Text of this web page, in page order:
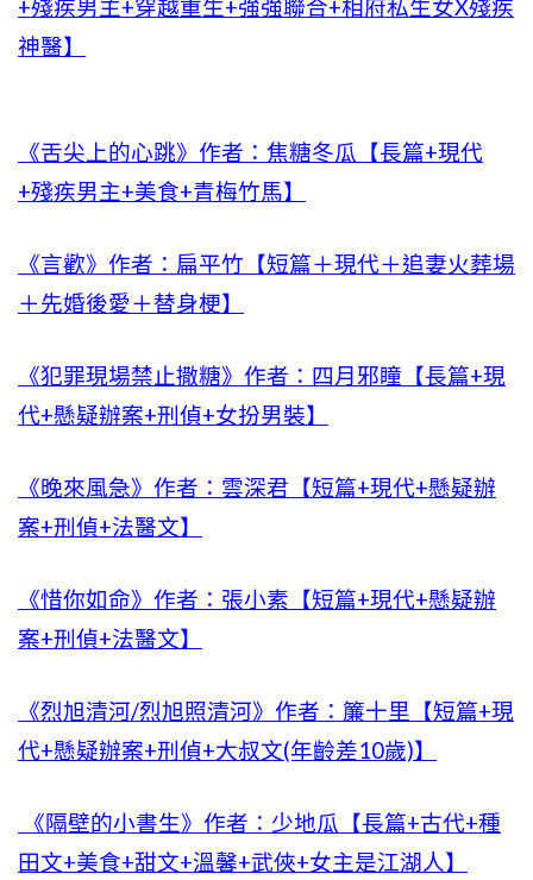
+殘疾男主+穿越重生+強強聯合+相府私生女X殘疾
神醫】
《舌尖上的心跳》作者：焦糖冬瓜【長篇+現代
+殘疾男主+美食+青梅竹馬】
《言歡》作者：扁平竹【短篇＋現代＋追妻火葬場
＋先婚後愛＋替身梗】
《犯罪現場禁止撒糖》作者：四月邪瞳【長篇+現
代+懸疑辦案+刑偵+女扮男裝】
《晚來風急》作者：雲深君【短篇+現代+懸疑辦
案+刑偵+法醫文】
《惜你如命》作者：張小素【短篇+現代+懸疑辦
案+刑偵+法醫文】
《烈旭清河/烈旭照清河》作者：簾十里【短篇+現
代+懸疑辦案+刑偵+大叔文(年齡差10歲)】
《隔壁的小書生》作者：少地瓜【長篇+古代+種
田文+美食+甜文+溫馨+武俠+女主是江湖人】